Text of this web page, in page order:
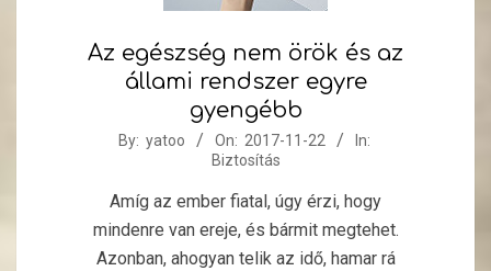
Az egészség nem örök és az
állami rendszer egyre
gyengébb
2017-By: yatoo On: 2017-11-22
In:
Biztosítás
Amíg az ember fiatal, úgy érzi, hogy
mindenre van ereje, és bármit megtehet.
Azonban, ahogyan telik az idő, hamar rá